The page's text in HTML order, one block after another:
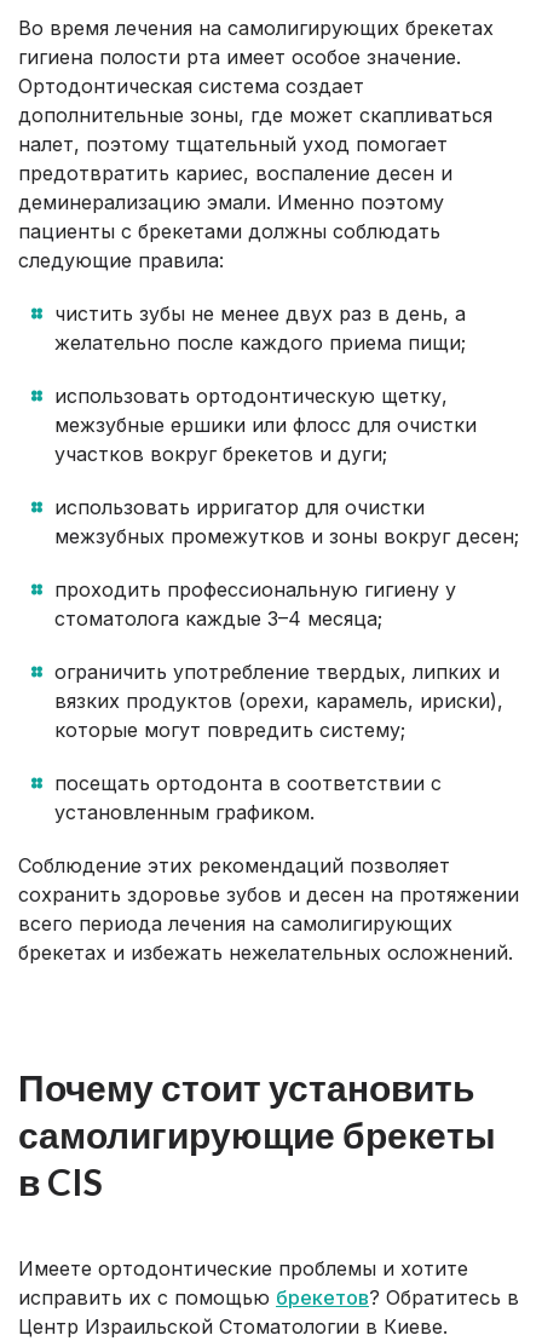
Во время лечения на самолигирующих брекетах
гигиена полости рта имеет особое значение.
Ортодонтическая система создает
дополнительные зоны, где может скапливаться
налет, поэтому тщательный уход помогает
предотвратить кариес, воспаление десен и
деминерализацию эмали. Именно поэтому
пациенты с брекетами должны соблюдать
следующие правила:
чистить зубы не менее двух раз в день, а
желательно после каждого приема пищи;
использовать ортодонтическую щетку,
межзубные ершики или флосс для очистки
участков вокруг брекетов и дуги;
использовать ирригатор для очистки
межзубных промежутков и зоны вокруг десен;
проходить профессиональную гигиену у
стоматолога каждые 3–4 месяца;
ограничить употребление твердых, липких и
вязких продуктов (орехи, карамель, ириски),
которые могут повредить систему;
посещать ортодонта в соответствии с
установленным графиком.
Соблюдение этих рекомендаций позволяет
сохранить здоровье зубов и десен на протяжении
всего периода лечения на самолигирующих
брекетах и избежать нежелательных осложнений.
Почему стоит установить
самолигирующие брекеты
в CIS
Имеете ортодонтические проблемы и хотите
исправить их с помощью брекетов? Обратитесь в
Центр Израильской Стоматологии в Киеве.